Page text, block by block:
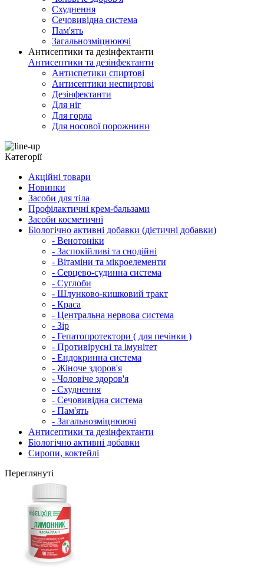
Схуднення
Сечовивідна система
Пам'ять
Загальнозміцнюючі
Антисептики та дезінфектанти
Антисептики та дезінфектанти
Антиспетики спиртові
Антисептики неспиртові
Дезінфектанти
Для ніг
Для горла
Для носової порожнини
Категорії
Акційні товари
Новинки
Засоби для тіла
Профілактичні крем-бальзами
Засоби косметичні
Біологічно активні добавки (дієтичні добавки)
- Венотоніки
- Заспокійливі та снодійні
- Вітаміни та мікроелементи
- Серцево-судинна система
- Суглоби
- Шлунково-кишковий тракт
- Краса
- Центральна нервова система
- Зір
- Гепатопротектори ( для печінки )
- Противірусні та імунітет
- Ендокринна система
- Жіноче здоров'я
- Чоловіче здоров'я
- Схуднення
- Сечовивідна система
- Пам'ять
- Загальнозміцнюючі
Антисептики та дезінфектанти
Біологічно активні добавки
Сиропи, коктейлі
Переглянуті